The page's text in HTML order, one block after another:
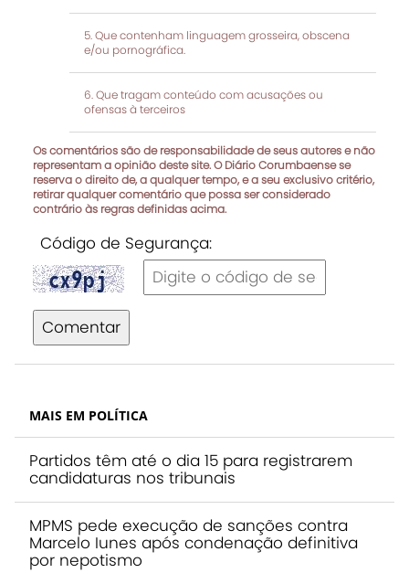
Que contenham linguagem grosseira, obscena
e/ou pornográfica.
Que tragam conteúdo com acusações ou
ofensas à terceiros
Os comentários são de responsabilidade de seus autores e não
representam a opinião deste site. O Diário Corumbaense se
reserva o direito de, a qualquer tempo, e a seu exclusivo critério,
retirar qualquer comentário que possa ser considerado
contrário às regras definidas acima.
Código de Segurança:
Comentar
MAIS EM POLÍTICA
Partidos têm até o dia 15 para registrarem
candidaturas nos tribunais
MPMS pede execução de sanções contra
Marcelo Iunes após condenação definitiva
por nepotismo